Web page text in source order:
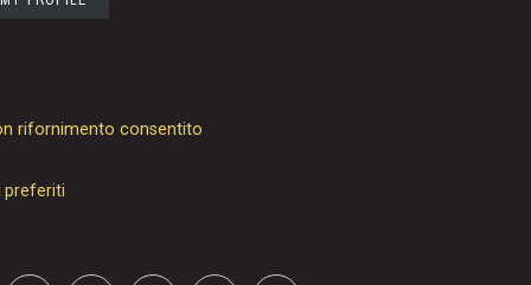
rifornimento consentito
preferiti